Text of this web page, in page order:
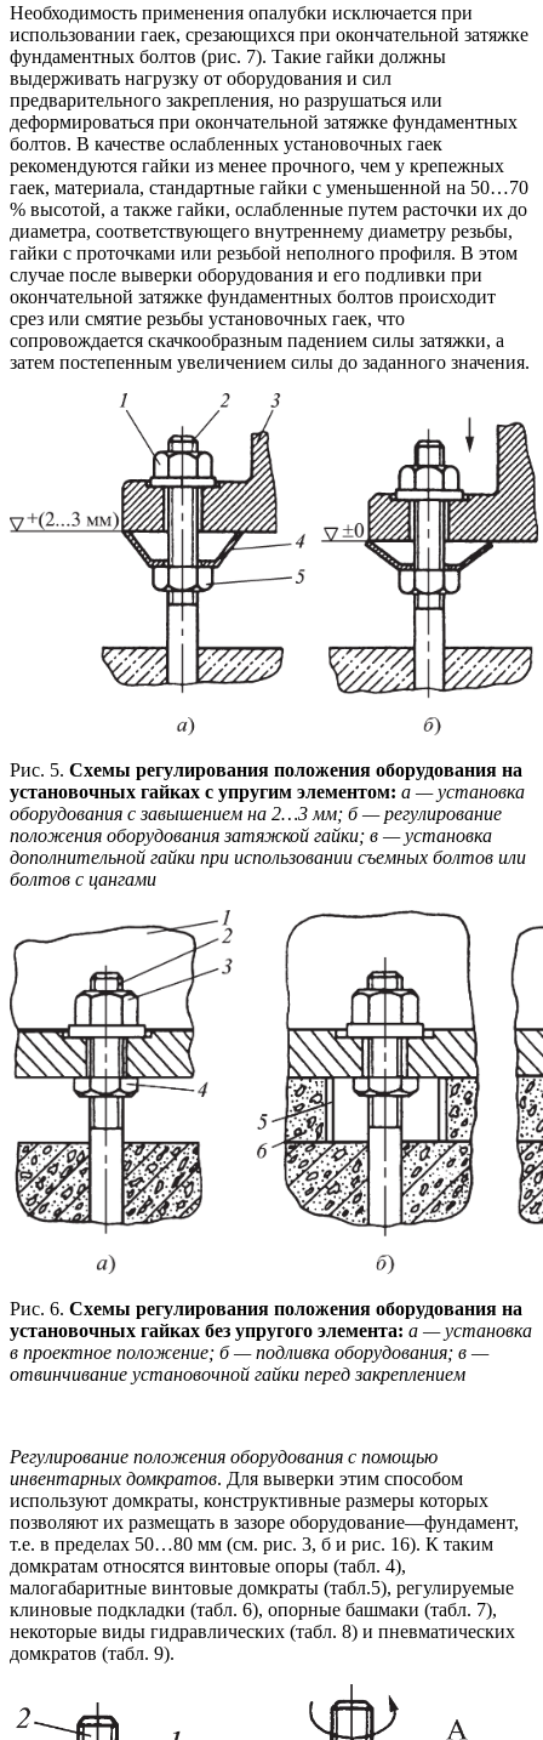
Необходимость применения опалубки исключается при
использовании гаек, срезающихся при окончательной затяжке
фундаментных болтов (рис. 7). Такие гайки должны
выдерживать нагрузку от оборудования и сил
предварительного закрепления, но разрушаться или
деформироваться при окончательной затяжке фундаментных
болтов. В качестве ослабленных установочных гаек
рекомендуются гайки из менее прочного, чем у крепежных
гаек, материала, стандартные гайки с уменьшенной на 50…70
% высотой, а также гайки, ослабленные путем расточки их до
диаметра, соответствующего внутреннему диаметру резьбы,
гайки с проточками или резьбой неполного профиля. В этом
случае после выверки оборудования и его подливки при
окончательной затяжке фундаментных болтов происходит
срез или смятие резьбы установочных гаек, что
сопровождается скачкообразным падением силы затяжки, а
затем постепенным увеличением силы до заданного значения.
Рис. 5. Схемы регулирования положения оборудования на
установочных гайках с упругим элементом: а — установка
оборудования с завышением на 2…3 мм; б — регулирование
положения оборудования затяжкой гайки; в — установка
дополнительной гайки при использовании съемных болтов или
болтов с цангами
Рис. 6. Схемы регулирования положения оборудования на
установочных гайках без упругого элемента: а — установка
в проектное положение; б — подливка оборудования; в —
отвинчивание установочной гайки перед закреплением
Регулирование положения оборудования с помощью
инвентарных домкратов. Для выверки этим способом
используют домкраты, конструктивные размеры которых
позволяют их размещать в зазоре оборудование—фундамент,
т.е. в пределах 50…80 мм (см. рис. 3, б и рис. 16). К таким
домкратам относятся винтовые опоры (табл. 4),
малогабаритные винтовые домкраты (табл.5), регулируемые
клиновые подкладки (табл. 6), опорные башмаки (табл. 7),
некоторые виды гидравлических (табл. 8) и пневматических
домкратов (табл. 9).